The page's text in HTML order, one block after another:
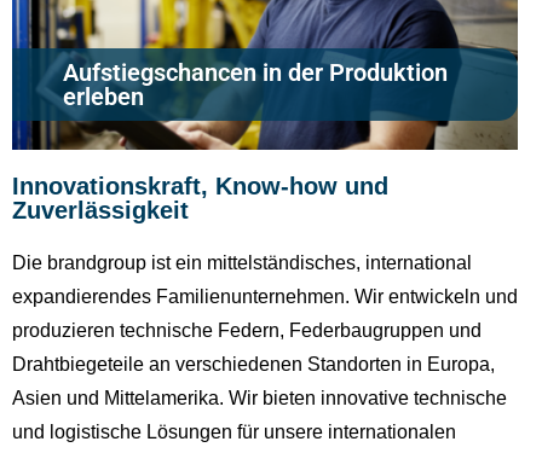
Aufstiegschancen in der Produktion
erleben
Innovationskraft, Know-how und
Zuverlässigkeit
Die brandgroup ist ein mittelständisches, international
expandierendes Familienunternehmen. Wir entwickeln und
produzieren technische Federn, Federbaugruppen und
Drahtbiegeteile an verschiedenen Standorten in Europa,
Asien und Mittelamerika. Wir bieten innovative technische
und logistische Lösungen für unsere internationalen